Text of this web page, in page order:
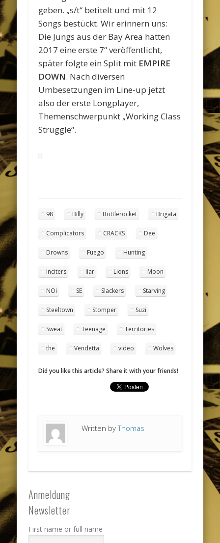
geben. „s/t“ betitelt und mit 12
Songs bestückt. Wir erinnern uns:
Die Jungs aus der Bay Area hatten
2017 eine erste 7“ veröffentlicht,
später folgte ein Split mit EMPIRE
DOWN. Nach diversen
Umbesetzungen im Line-up jetzt
also der erste Longplayer,
Themenschwerpunkt „Working Class
Struggle“.
98 Billy Bottlerocket Brigata
Complicators CRACKS Dee
Drowns Fuego Hunting
Inciters liar Lions Moon
NOi SE Slackers Starving
Steeltown Stomper Suzi
Sweat Teenage Territories
the Vendetta video Wolves
Did you like this article? Share it with your friends!
Written byThomas
Anmeldung
Newsletter
First name or full name